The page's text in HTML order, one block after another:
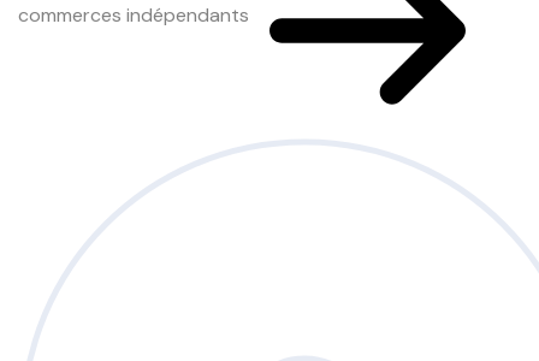
commerces indépendants